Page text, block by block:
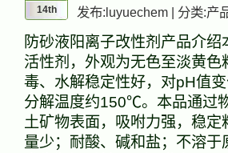
14th
发布:luyuechem | 分类:产
防砂液阳离子改性剂产品介
活性剂，外观为无色至淡黄
毒、水解稳定性好，对pH值
分解温度约150℃。本品通过
土矿物表面，吸咐力强，稳
量少；耐酸、碱和盐；不溶